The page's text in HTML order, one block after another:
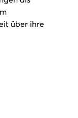
über ihre